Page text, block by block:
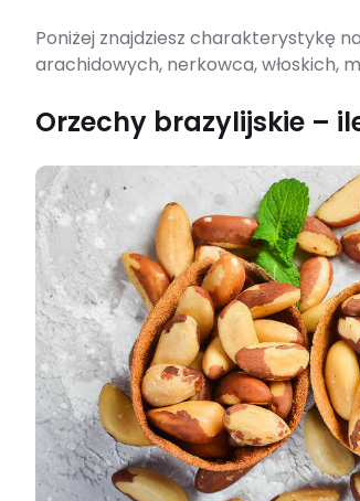
Poniżej znajdziesz charakterystykę
arachidowych, nerkowca, włoskich,
Orzechy brazylijskie –